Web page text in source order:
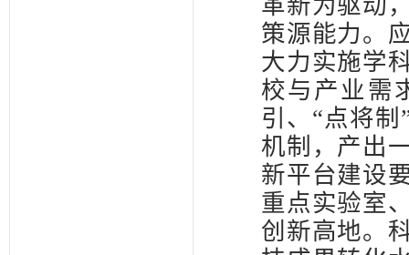
革新为驱动
策源能力。
大力实施学
校与产业需
引、“点将
机制，产出
新平台建设
重点实验室
创新高地。